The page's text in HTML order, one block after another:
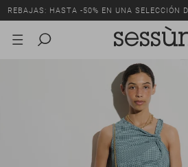
REBAJAS: HASTA -50% EN UNA SELECCIÓN